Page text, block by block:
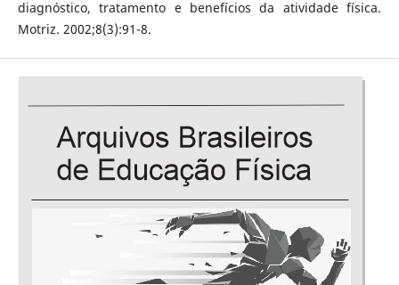
diagnóstico, tratamento e benefícios da atividade física.
Motriz. 2002;8(3):91-8.